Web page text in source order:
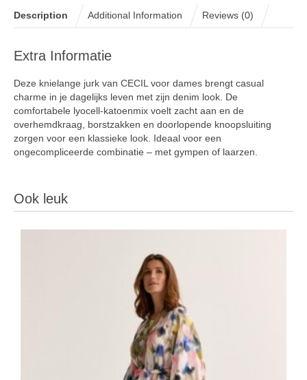
Description Additional Information Reviews (0)
Extra Informatie
Deze knielange jurk van CECIL voor dames brengt casual
charme in je dagelijks leven met zijn denim look. De
comfortabele lyocell-katoenmix voelt zacht aan en de
overhemdkraag, borstzakken en doorlopende knoopsluiting
zorgen voor een klassieke look. Ideaal voor een
ongecompliceerde combinatie – met gympen of laarzen.
Ook leuk